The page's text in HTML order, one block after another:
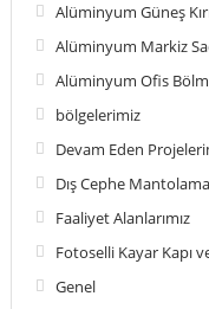
Alüminyum Güneş
Alüminyum Markiz
Alüminyum Ofis
bölgelerimiz
Devam Eden
Dış Cephe
Faaliyet Alanlarımız
Fotoselli Kayar Kapı
Genel